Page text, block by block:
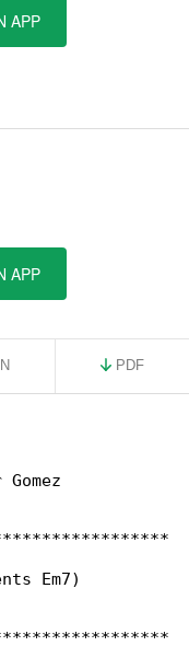
APP
APP
PDF
Em7)